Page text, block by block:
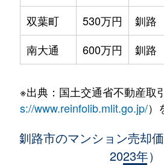
双葉町
530万円 釧路
南大通
600万円 釧路
※出典：国土交通省不動産取
s://www.reinfolib.mlit.go.jp/）
釧路市のマンション売却
2023年）